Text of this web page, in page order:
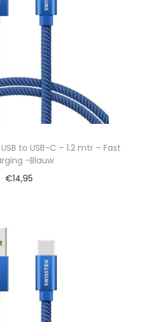
to USB-C – 1.2 mtr – Fast
-Blauw
€14,95